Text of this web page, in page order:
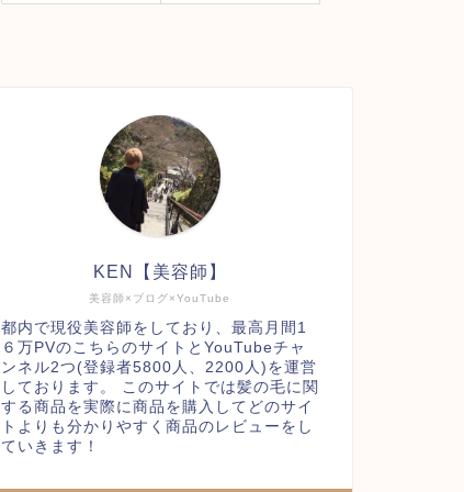
美容師×ブログ×YouTube
KEN【美容師】
都内で現役美容師をしており、最高月間1
６万PVのこちらのサイトとYouTubeチャ
ンネル2つ(登録者5800人、2200人)を運営
しております。 このサイトでは髪の毛に関
する商品を実際に商品を購入してどのサイ
トよりも分かりやすく商品のレビューをし
ていきます！